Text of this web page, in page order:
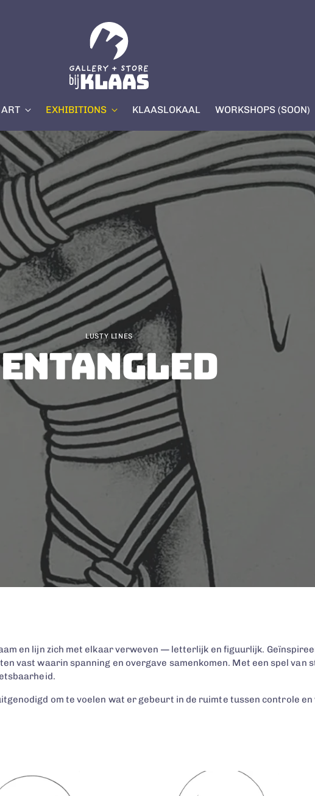
ART EXHIBITIONS KLAASLOKAAL WORKSHOPS (SOON)
LUSTY LINES
ENTANGLED
en lijn zich met elkaar verweven — letterlijk en figuurlijk.
vast waarin spanning en overgave samenkomen. Met een spel van
om te voelen wat er gebeurt in de ruimte tussen controle